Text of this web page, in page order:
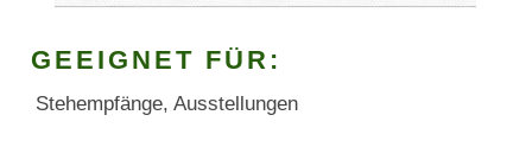
GEEIGNET FÜR:
Stehempfänge, Ausstellungen